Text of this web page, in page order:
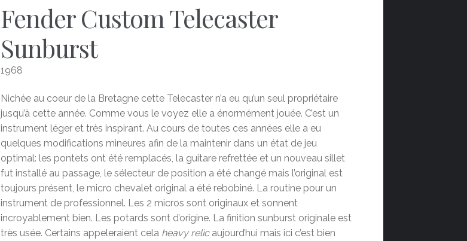
Fender Custom Telecaster
Sunburst
1968
Nichée au coeur de la Bretagne cette Telecaster n’a eu qu’un seul propriétaire
jusqu’à cette année. Comme vous le voyez elle a énormément jouée. C’est un
instrument léger et très inspirant. Au cours de toutes ces années elle a eu
quelques modifications mineures afin de la maintenir dans un état de jeu
optimal: les pontets ont été remplacés, la guitare refrettée et un nouveau sillet
fut installé au passage, le sélecteur de position a été changé mais l’original est
toujours présent, le micro chevalet original a été rebobiné. La routine pour un
instrument de professionnel. Les 2 micros sont originaux et sonnent
incroyablement bien. Les potards sont d’origine. La finition sunburst originale est
très usée. Certains appeleraient cela heavy relicaujourd’hui mais ici c’est bien